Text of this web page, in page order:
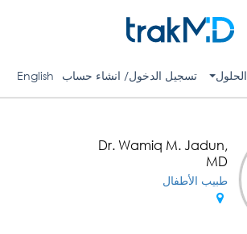
الحلول تسجيل الدخول/ انشاء حساب English
Dr. Wamiq M. Jadun,
MD
طبيب الأطفال